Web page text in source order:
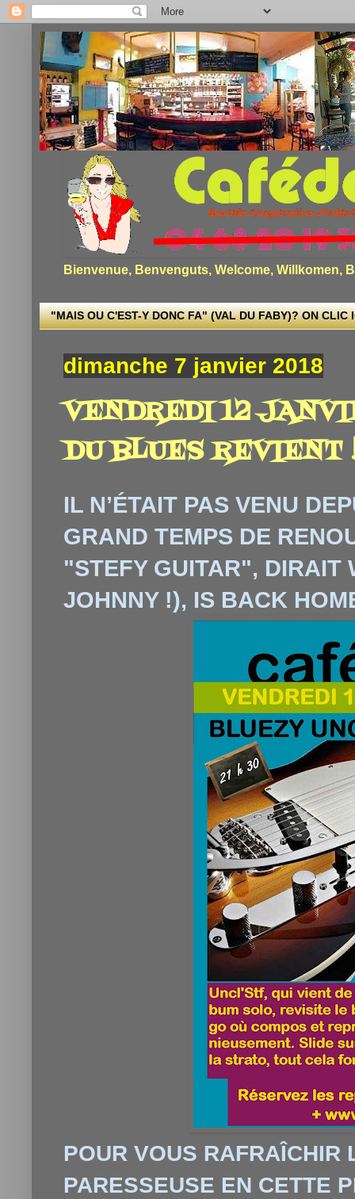
Bienvenue, Benvenguts, Welcome, Willkomen,
"MAIS OU C'EST-Y DONC FA" (VAL DU FABY)? ON CLIC
dimanche 7 janvier 2018
VENDREDI 12
DU BLUES REVIENT
IL N’ÉTAIT PAS VENU
GRAND TEMPS DE
"STEFY GUITAR", DIRAIT
JOHNNY !), IS BACK
POUR VOUS RAFRAÎCHIR
PARESSEUSE EN CETTE